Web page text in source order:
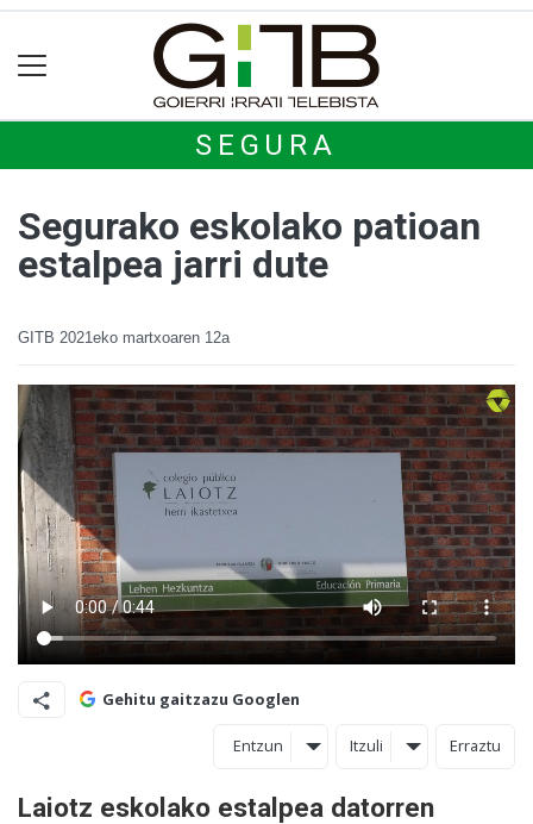
SEGURA
Segurako eskolako patioan
estalpea jarri dute
GITB 2021eko martxoaren 12a
Gehitu gaitzazu Googlen
Entzun Itzuli Erraztu
Laiotz eskolako estalpea datorren